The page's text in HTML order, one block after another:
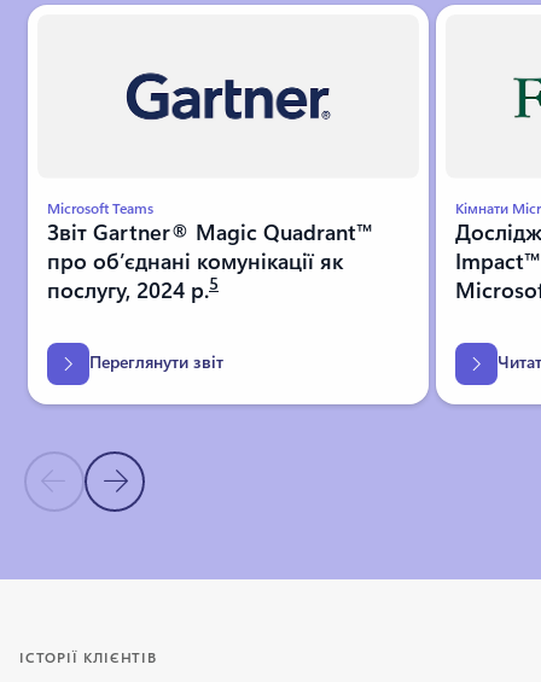
Індикатор слайдів {0} {1}
Попередній слайд
Наступний слайд
Microsoft Teams
Звіт Gartner® Magic Quadrant™
про об’єднані комунікації як
послугу, 2024 р.5
Переглянути звіт
Кімнати
Повернутися до розділу "Аналітичні висновки досліджень"
ІСТОРІЇ КЛІЄНТІВ